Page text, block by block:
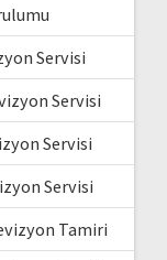
Servisi
Servisi
Servisi
Servisi
Tamiri